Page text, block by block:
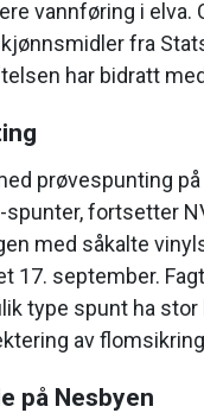
vannføring i elva.
fra
har bidratt
prøvespunting
spunter, fortsetter
med såkalte
17. september.
type spunt ha
av
på Nesbyen